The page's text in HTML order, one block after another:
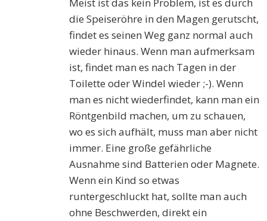
Meist ist das kein Problem, ist es durch
die Speiseröhre in den Magen gerutscht,
findet es seinen Weg ganz normal auch
wieder hinaus. Wenn man aufmerksam
ist, findet man es nach Tagen in der
Toilette oder Windel wieder ;-). Wenn
man es nicht wiederfindet, kann man ein
Röntgenbild machen, um zu schauen,
wo es sich aufhält, muss man aber nicht
immer. Eine große gefährliche
Ausnahme sind Batterien oder Magnete.
Wenn ein Kind so etwas
runtergeschluckt hat, sollte man auch
ohne Beschwerden, direkt ein